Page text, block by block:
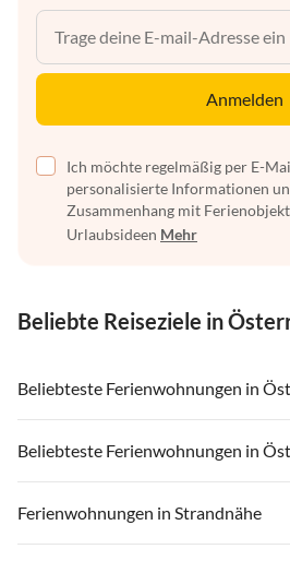
Anmelden
Ich möchte regelmäßig per E-
personalisierte Informationen
Zusammenhang mit
Urlaubsideen Mehr
Beliebte Reiseziele in
Beliebteste Ferienwohnungen in
Ferienwohnungen in Österreich
Ferienwohnungen in Tirol
Ferienwohnungen in Salzburger Land
Beliebteste Ferienwohnungen in
Ferienwohnungen in Österreich
Ferienwohnungen in Tirol
Ferienwohnungen in Strandnähe